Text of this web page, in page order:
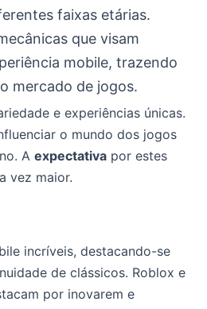
faixas etárias.
que visam
mobile, trazendo
mercado de jogos.
e experiências únicas.
o mundo dos jogos
A expectativa por estes
vez maior.
incríveis, destacando-se
de clássicos. Roblox e
por inovarem e